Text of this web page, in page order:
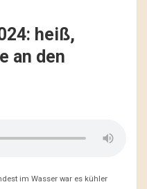
heiß,
an den
im Wasser war es kühler